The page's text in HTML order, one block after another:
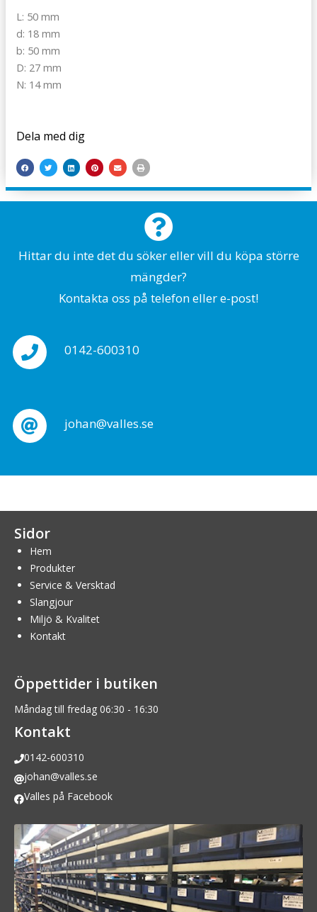
L: 50 mm
d: 18 mm
b: 50 mm
D: 27 mm
N: 14 mm
Dela med dig
Hittar du inte det du söker eller vill du köpa större
mängder?
Kontakta oss på telefon eller e-post!
0142-600310
johan@valles.se
Sidor
Hem
Produkter
Service & Versktad
Slangjour
Miljö & Kvalitet
Kontakt
Öppettider i butiken
Måndag till fredag 06:30 - 16:30
Kontakt
0142-600310
johan@valles.se
Valles på Facebook